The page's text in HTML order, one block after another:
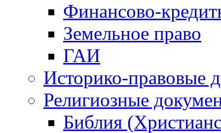
Финансово-
Земельное право
ГАИ
Историко-правовые
Религиозные
Библия